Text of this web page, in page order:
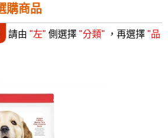
購商品
請由 "左" 側選擇 "分類" ，再選擇 "品